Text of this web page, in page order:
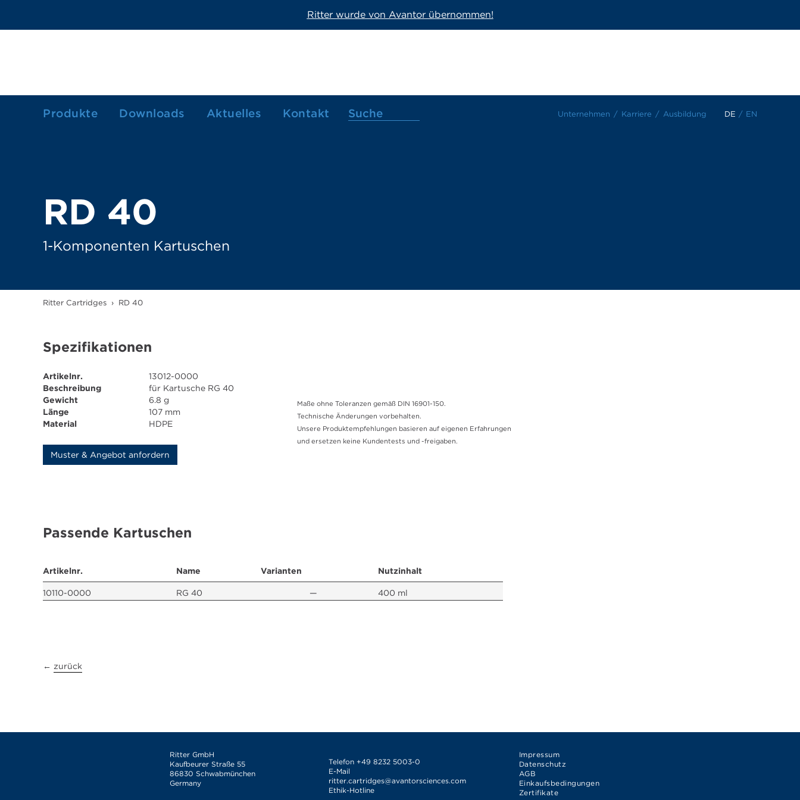
Ritter wurde von Avantor übernommen!
Produkte
Farbkartuschen
Downloads Aktuelles Kontakt DE / EN
Unternehmen Karriere Ausbildung
RD 40
1-Komponenten Kartuschen
Ritter Cartridges › RD 40
Spezifikationen
Artikelnr.
13012-0000
Beschreibung
für Kartusche RG 40
Gewicht
6.8 g
Länge
107 mm
Material
HDPE
Muster & Angebot anfordern
Maße ohne Toleranzen gemäß DIN 16901-150.
Technische Änderungen vorbehalten.
Unsere Produktempfehlungen basieren auf eigenen Erfahrungen
und ersetzen keine Kundentests und -freigaben.
Passende Kartuschen
Artikelnr. Name Varianten Nutzinhalt
10110-0000 RG 40 — 400 ml
← zurück
Ritter GmbH
Kaufbeurer Straße 55
86830 Schwabmünchen
Germany
Telefon +49 8232 5003-0
E-Mail
ritter.cartridges@avantorsciences.com
Ethik-Hotline
Impressum
Datenschutz
AGB
Einkaufsbedingungen
Zertifikate